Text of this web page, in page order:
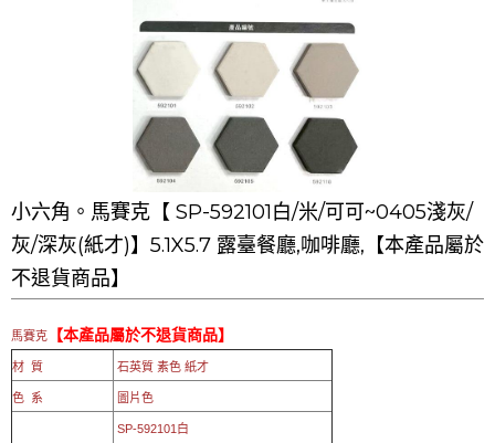
小六角。馬賽克【 SP-592101白/米/可可~0405淺灰/
灰/深灰(紙才)】5.1X5.7 露臺餐廳,咖啡廳,【本產品屬於
不退貨商品】
馬賽克 【本產品屬於不退貨商品】
材 質 石英質 素色 紙才
色 系 圖片色
SP-592101白